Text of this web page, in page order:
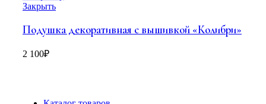
Закрыть
Подушка декоративная с вышивкой «Колибри»
2 100₽